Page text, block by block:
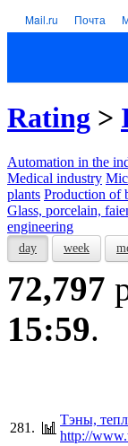
Mail.ru Почта
Rating >
Automation in the
Medical industry
plants Production of
Glass, porcelain,
engineering
day week
72,797
15:59.
281.
Тэны,
http://